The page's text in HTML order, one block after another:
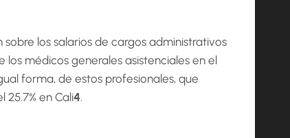
los salarios de cargos administrativos
médicos generales asistenciales en el
forma, de estos profesionales, que
25.7% en Cali4.